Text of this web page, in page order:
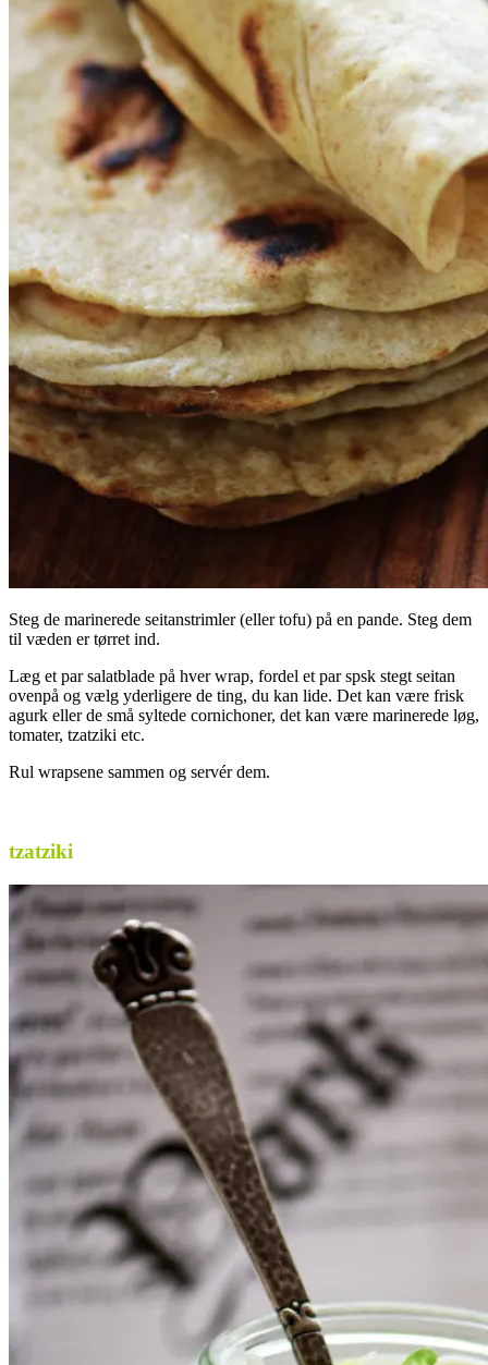
Steg de marinerede seitanstrimler (eller tofu) på en pande. Steg dem
til væden er tørret ind.
Læg et par salatblade på hver wrap, fordel et par spsk stegt seitan
ovenpå og vælg yderligere de ting, du kan lide. Det kan være frisk
agurk eller de små syltede cornichoner, det kan være marinerede løg,
tomater, tzatziki etc.
Rul wrapsene sammen og servér dem.
tzatziki